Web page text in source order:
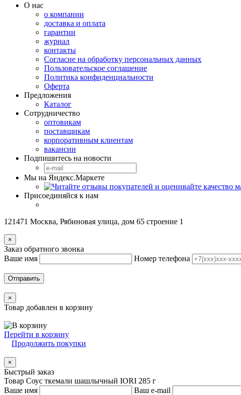
О нас
о компании
доставка и оплата
гарантии
журнал
контакты
Согласие на обработку персональных данных
Пользовательское соглашение
Политика конфиденциальности
Оферта
Предложения
Каталог
Сотрудничество
оптовикам
поставщикам
корпоративным клиентам
вакансии
Подпишитесь на новости
Мы на Яндекс.Маркете
Присоединяйся к нам
121471 Москва, Рябиновая улица, дом 65 строение 1
×
Заказ обратного звонка
Ваше имя
Номер телефона
Отправить
×
Товар добавлен в корзину
Перейти в корзину
Продолжить покупки
×
Быстрый заказ
Товар Соус ткемали шашлычный IORI 285 г
Ваше имя
Ваш e-mail